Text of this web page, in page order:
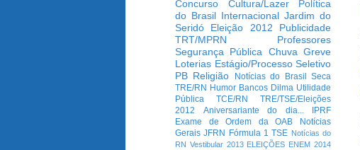
Concurso
Cultura/Lazer
Política
do Brasil Internacional Jardim do
Seridó
Eleição 2012
Publicidade
TRT/MPRN
Professores
Segurança Pública Chuva Greve
Loterias Estágio/Processo Seletivo
PB Religião Notícias do Brasil
Seca
TRE/RN Humor Bancos Dilma Utilidade
Pública
TCE/RN
TRE/TSE/Eleições
2012
Aniversariante do dia...
IPRF
Exame de Ordem da OAB
Notícias
Gerais JFRN Fórmula 1 TSE Notícias do
RN Vestibular 2013 ELEIÇÕES ENEM 2014